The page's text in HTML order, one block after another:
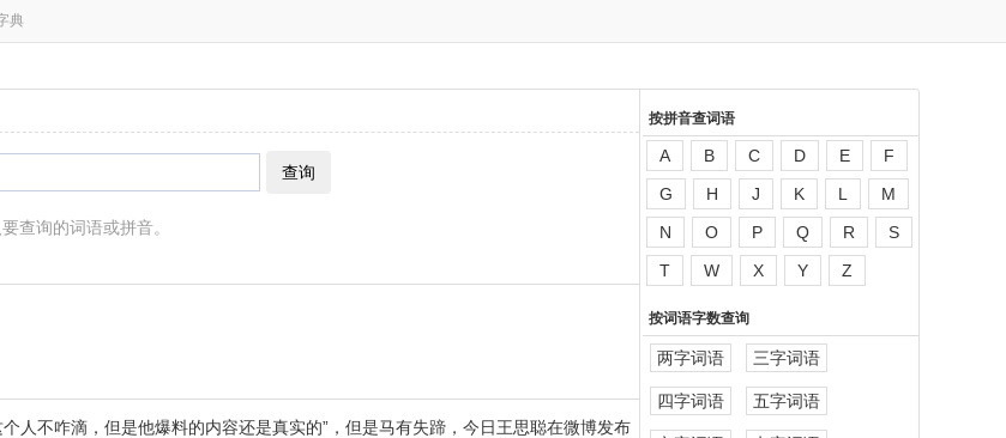
典
查询
查询的词语或拼音。
人不咋滴，但是他爆料的内容还是真实的”，但是马有失蹄，今日王思聪在微博发布
按拼音查词语
A B C D E
F
G
H J K L
M
N
O P Q R
S
T
W X Y Z
按词语字数查询
两字词语 三字词语
四字词语 五字词语